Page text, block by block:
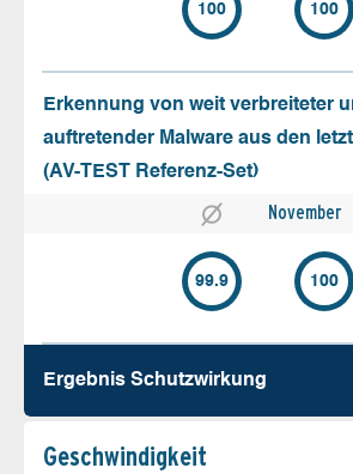
100 100
Erkennung von weit verbreiteter
auftretender Malware aus den
(AV-TEST Referenz-Set)
November
99.9 100
Ergebnis Schutz­wirkung
Geschw­indigkeit